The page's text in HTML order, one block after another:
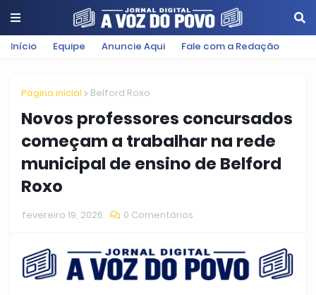
Início Equipe Anuncie Aqui Fale com a Redação
Página inicial Belford Roxo
Novos professores concursados
começam a trabalhar na rede
municipal de ensino de Belford
Roxo
fevereiro 19, 2026 0 Comentários